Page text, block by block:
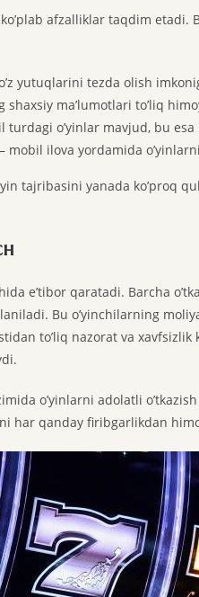
ko’plab afzalliklar taqdim
yutuqlarini tezda olish
shaxsiy ma’lumotlari to’liq
turdagi o’yinlar mavjud, bu
mobil ilova yordamida
tajribasini yanada ko’proq
e’tibor qaratadi. Barcha
Bu o’yinchilarning
to’liq nazorat va
o’yinlarni adolatli
har qanday firibgarlikdan